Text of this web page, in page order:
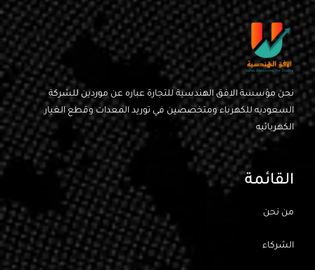
نحن مؤسسة الافق الهندسية للتجارة عباره عن موردين للشركة
السعوديه للكهرباء ومتخصصين في توريد المعدات وقطع الغيار
الكهربائيه
القائمة
من نحن
الشركاء